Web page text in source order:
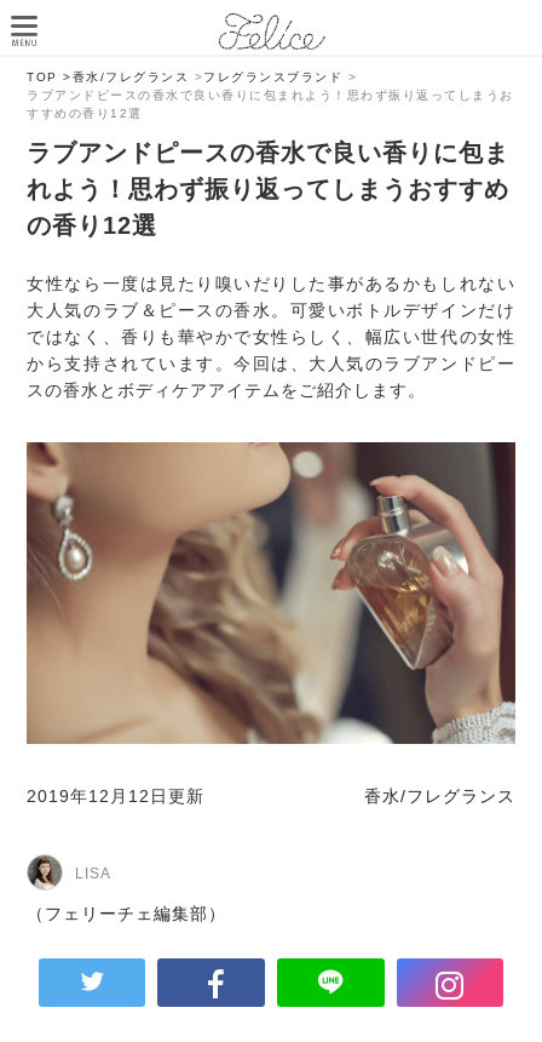
TOP >香水/フレグランス >フレグランスブランド
>
ラブアンドピースの香水で良い香りに包まれよう！思わず振り返ってしまうお
すすめの香り12選
ラブアンドピースの香水で良い香りに包ま
れよう！思わず振り返ってしまうおすすめ
の香り12選
女性なら一度は見たり嗅いだりした事があるかもしれない
大人気のラブ＆ピースの香水。可愛いボトルデザインだけ
ではなく、香りも華やかで女性らしく、幅広い世代の女性
から支持されています。今回は、大人気のラブアンドピー
スの香水とボディケアアイテムをご紹介します。
2019年12月12日更新 香水/フレグランス
LISA
（フェリーチェ編集部）